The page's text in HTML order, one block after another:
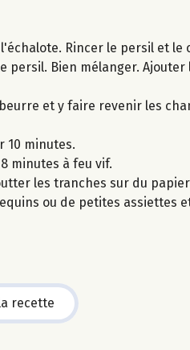
Rincer le persil et
persil. Bien mélanger.
et y faire revenir les
10 minutes.
minutes à feu vif.
les tranches sur du
ou de petites
recette